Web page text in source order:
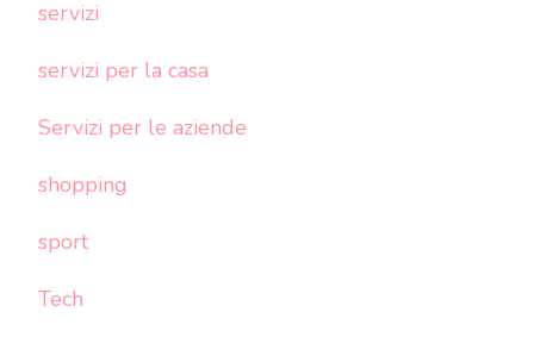
servizi
servizi per la casa
Servizi per le aziende
shopping
sport
Tech